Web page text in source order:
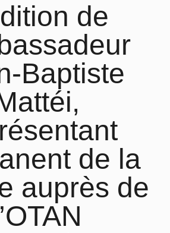
de
Baptiste
de la
auprès de
l’OTAN